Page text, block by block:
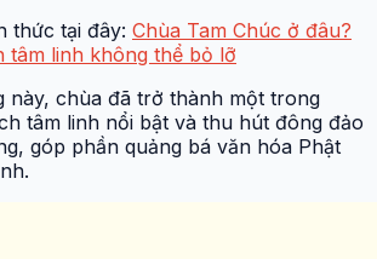
thức tại đây: Chùa Tam Chúc ở đâu?
tâm linh không thể bỏ lỡ
này, chùa đã trở thành một trong
tâm linh nổi bật và thu hút đông đảo
góp phần quảng bá văn hóa Phật